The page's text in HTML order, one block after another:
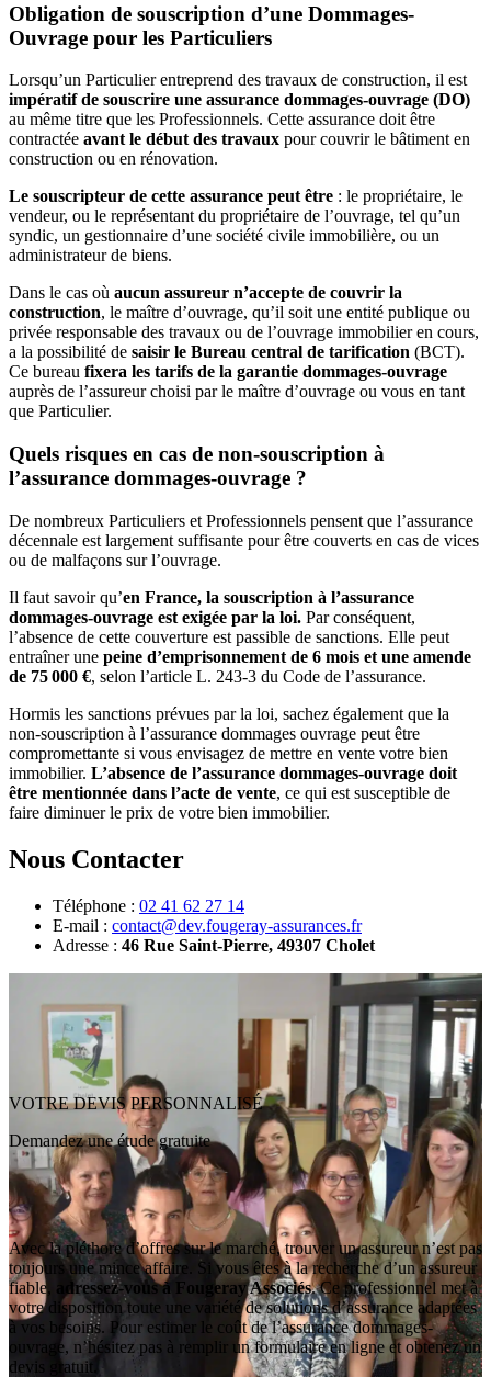
Obligation de souscription d’une Dommages-
Ouvrage pour les Particuliers
Lorsqu’un Particulier entreprend des travaux de construction, il est
impératif de souscrire une assurance dommages-ouvrage (DO)
au même titre que les Professionnels. Cette assurance doit être
contractée avant le début des travaux pour couvrir le bâtiment en
construction ou en rénovation.
Le souscripteur de cette assurance peut être : le propriétaire, le
vendeur, ou le représentant du propriétaire de l’ouvrage, tel qu’un
syndic, un gestionnaire d’une société civile immobilière, ou un
administrateur de biens.
Dans le cas où aucun assureur n’accepte de couvrir la
construction, le maître d’ouvrage, qu’il soit une entité publique ou
privée responsable des travaux ou de l’ouvrage immobilier en cours,
a la possibilité de saisir le Bureau central de tarification (BCT).
Ce bureau fixera les tarifs de la garantie dommages-ouvrage
auprès de l’assureur choisi par le maître d’ouvrage ou vous en tant
que Particulier.
Quels risques en cas de non-souscription à
l’assurance dommages-ouvrage ?
De nombreux Particuliers et Professionnels pensent que l’assurance
décennale est largement suffisante pour être couverts en cas de vices
ou de malfaçons sur l’ouvrage.
Il faut savoir qu’en France, la souscription à l’assurance
dommages-ouvrage est exigée par la loi. Par conséquent,
l’absence de cette couverture est passible de sanctions. Elle peut
entraîner une peine d’emprisonnement de 6 mois et une amende
de 75 000 €, selon l’article L. 243-3 du Code de l’assurance.
Hormis les sanctions prévues par la loi, sachez également que la
non-souscription à l’assurance dommages ouvrage peut être
compromettante si vous envisagez de mettre en vente votre bien
immobilier. L’absence de l’assurance dommages-ouvrage doit
être mentionnée dans l’acte de vente, ce qui est susceptible de
faire diminuer le prix de votre bien immobilier.
Nous Contacter
Téléphone : 02 41 62 27 14
E-mail : contact@dev.fougeray-assurances.fr
Adresse : 46 Rue Saint-Pierre, 49307 Cholet
VOTRE DEVIS PERSONNALISÉ
Demandez une étude gratuite
Avec la pléthore d’offres sur le marché, trouver un assureur n’est pas
toujours une mince affaire. Si vous êtes à la recherche d’un assureur
fiable, adressez-vous à Fougeray Associés. Ce professionnel met à
votre disposition toute une variété de solutions d’assurance adaptées
à vos besoins. Pour estimer le coût de l’assurance dommages-
ouvrage, n’hésitez pas à remplir un formulaire en ligne et obtenez un
devis gratuit.